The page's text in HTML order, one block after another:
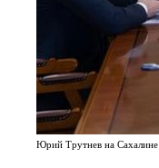
Юрий Трутнев на Сахалине